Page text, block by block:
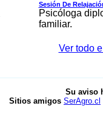
Sesión De
Psicóloga
familiar.
Ver todo
Su aviso
Sitios amigos SerAgro.cl